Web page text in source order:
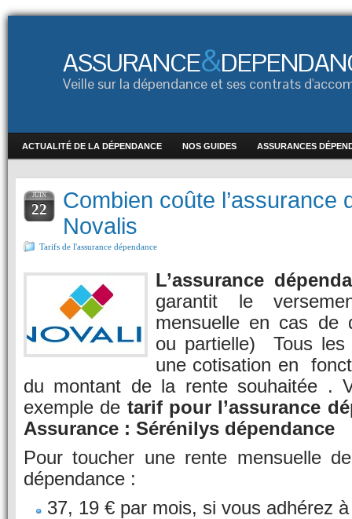
ASSURANCE&
Veille sur la dépendance et ses contrats
ACTUALITÉ DE LA DÉPENDANCE NOS GUIDES ASSURANCES
JUIN
22
Combien coûte l’assurance
Novalis
Tarifs de l'assurance dépendance
L’assurance
garantit le
mensuelle en cas de
ou partielle) Tous les
une cotisation en
du montant de la rente souhaitée .
exemple de tarif pour l’assurance
Assurance : Sérénilys dépendance
Pour toucher une rente mensuelle
dépendance :
37, 19 € par mois, si vous adhérez